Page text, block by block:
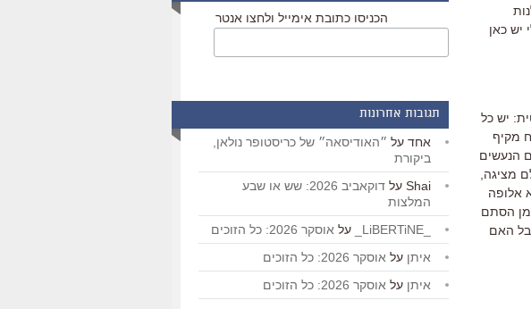
יש כאן
יש כל
מקיף
הנעשים
מציגה,
אלופה
הסתם
האם
הכניסו כתובת אימייל ולחצו אנטר
תגובות אחרונות
אחד על ״האודיסאה״ של כריסטופר נולאן,
ביקורת
Shai על
דוקאביב 2026: שש או שבע
המלצות
על אוסקר 2026: כל הזוכים
איתן על אוסקר 2026: כל הזוכים
איתן על אוסקר 2026: כל הזוכים